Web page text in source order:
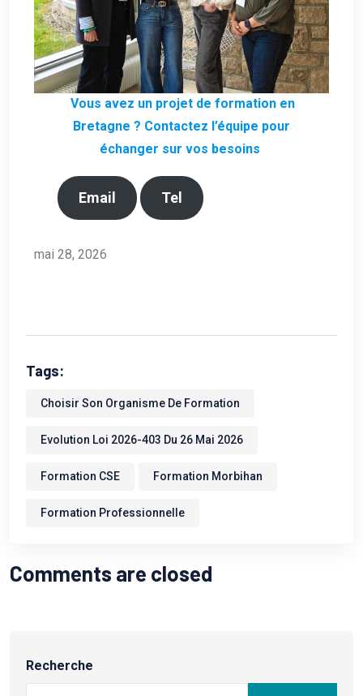
Vous avez un projet de formation en
Bretagne ? Contactez l’équipe pour
échanger sur vos besoins
Email Tel
mai 28, 2026
Tags:
Choisir Son Organisme De Formation
Evolution Loi 2026-403 Du 26 Mai 2026
Formation CSE Formation Morbihan
Formation Professionnelle
Comments are closed
Recherche